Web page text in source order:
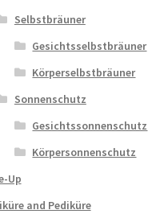
Selbstbräuner
Gesichtsselbstbräuner
Körperselbstbräuner
Sonnenschutz
Gesichtssonnenschutz
Körpersonnenschutz
Up
and Pediküre